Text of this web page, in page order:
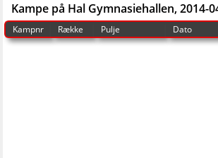
Kampe på Hal Gymnasiehallen, 2014-
Kampnr Række Pulje Dato